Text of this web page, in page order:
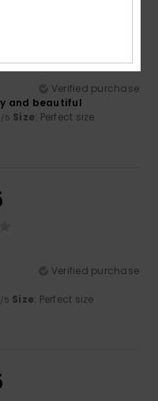
Verified purchase
and beautiful
/5 Size: Perfect size
Verified purchase
/5 Size: Perfect size